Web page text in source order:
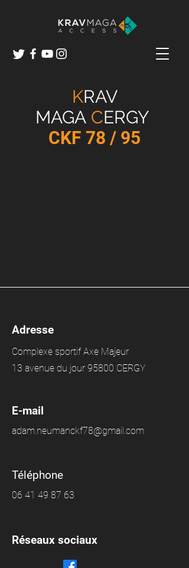
KRAV
MAGACERGY
CKF 78 / 95
Adresse
Complexe sportif Axe Majeur
13 avenue du jour 95800 CERGY
E-mail
adam.neumanckf78@gmail.com
Téléphone
06 41 49 87 63
Réseaux sociaux